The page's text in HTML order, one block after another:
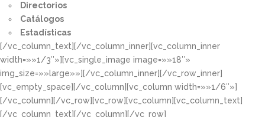
Directorios​
Catálogos​
Estadísticas
[/vc_column_text][/vc_column_inner][vc_column_inner
width=»»1/3″»][vc_single_image image=»»18″»
img_size=»»large»»][/vc_column_inner][/vc_row_inner]
[vc_empty_space][/vc_column][vc_column width=»»1/6″»]
[/vc_column][/vc_row][vc_row][vc_column][vc_column_text]
[/vc_column_text][/vc_column][/vc_row]